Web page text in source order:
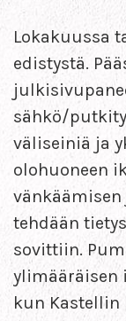
Lokakuussa
edistystä.
sähkö/
väliseiniä ja
olohuoneen
vänkäämisen
tehdään
sovittiin.
ylimääräisen
kun Kastellin